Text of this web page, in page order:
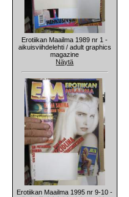
Erotiikan Maailma 1989 nr 1 -
aikuisviihdelehti / adult graphics
magazine
Näytä
Erotiikan Maailma 1995 nr 9-10 -